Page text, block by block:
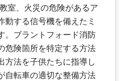
室、火災の危険があるア
動する信号機を備えたミ
。ブラントフォード消防
危険箇所を特定する方法
方法を子供たちに指導し
自転車の適切な整備方法